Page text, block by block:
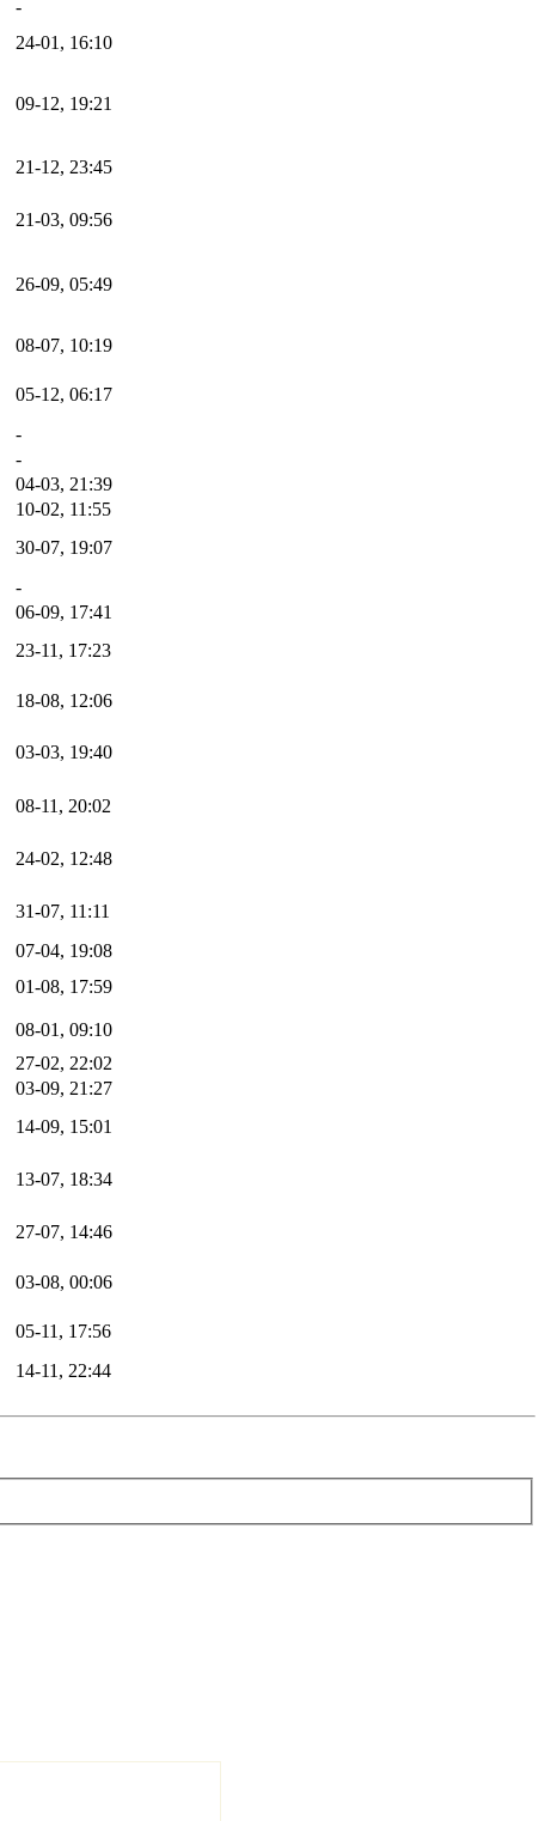
-
24-01, 16:10
09-12, 19:21
21-12, 23:45
21-03, 09:56
26-09, 05:49
08-07, 10:19
05-12, 06:17
-
-
04-03, 21:39
10-02, 11:55
30-07, 19:07
-
06-09, 17:41
23-11, 17:23
18-08, 12:06
03-03, 19:40
08-11, 20:02
24-02, 12:48
31-07, 11:11
07-04, 19:08
01-08, 17:59
08-01, 09:10
27-02, 22:02
03-09, 21:27
14-09, 15:01
13-07, 18:34
27-07, 14:46
03-08, 00:06
05-11, 17:56
14-11, 22:44